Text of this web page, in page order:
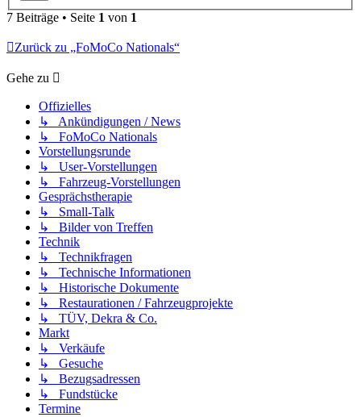
7 Beiträge • Seite 1 von 1
Zurück zu „FoMoCo Nationals“
Gehe zu
Offizielles
↳ Ankündigungen / News
↳ FoMoCo Nationals
Vorstellungsrunde
↳ User-Vorstellungen
↳ Fahrzeug-Vorstellungen
Gesprächstherapie
↳ Small-Talk
↳ Bilder von Treffen
Technik
↳ Technikfragen
↳ Technische Informationen
↳ Historische Dokumente
↳ Restaurationen / Fahrzeugprojekte
↳ TÜV, Dekra & Co.
Markt
↳ Verkäufe
↳ Gesuche
↳ Bezugsadressen
↳ Fundstücke
Termine